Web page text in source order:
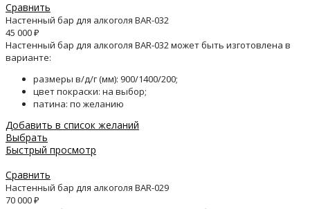
Сравнить
Настенный бар для алкоголя BAR-032
45 000₽
Настенный бар для алкоголя BAR-032 может быть изготовлена в
варианте:
размеры в/д/г (мм): 900/1400/200;
цвет покраски: на выбор;
патина: по желанию
Добавить в список желаний
Выбрать
Быстрый просмотр
Сравнить
Настенный бар для алкоголя BAR-029
70 000₽